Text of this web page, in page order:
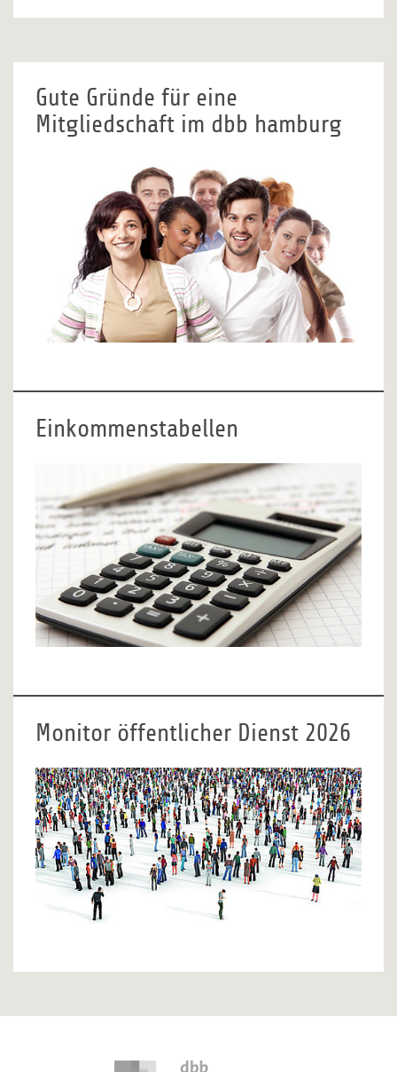
Gute Gründe für eine
Mitgliedschaft im dbb hamburg
Einkommenstabellen
Monitor öffentlicher Dienst 2026